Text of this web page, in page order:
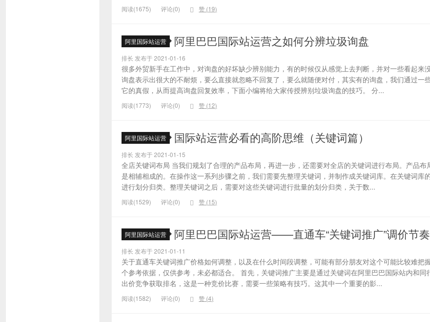
阅读(1675) 评论(0) 赞 (19)
阿里国际站运营 阿里巴巴国际站运营之如何分辨垃圾询盘
排长 发布于 2021-01-16
很多外贸新手在工作中，对询盘的好坏缺少辨别能力，有的时候仅从感觉上去判断，并对一些看起来
询盘表示出很大的不耐烦，要么直接就忽略不回复了，要么就随便对付，其实有的询盘，我们通过一
它的真假，从而提高询盘回复效率，下面小编将给大家传授辨别垃圾询盘的技巧。 分...
阅读(1773) 评论(0) 赞 (12)
阿里国际站运营 国际站运营必看的高阶思维（关键词篇）
排长 发布于 2021-01-15
全店关键词布局 当我们规划了合理的产品布局，再进一步，还需要对全店的关键词进行布局。产品布
是相辅相成的。在操作这一系列步骤之前，我们需要先整理关键词，并制作成关键词库。在关键词库
进行划分归类。整理关键词之后，需要对这些关键词进行批量的划分归类，关于数...
阅读(1529) 评论(0) 赞 (15)
阿里国际站运营 阿里巴巴国际站运营——直通车“关键词推广”调价节
排长 发布于 2021-01-11
关于直通车关键词推广价格如何调整，以及在什么时间段调整，可能有部分朋友对这个可能比较难把
个参考依据，仅供参考，未必都适合。 首先，关键词推广主要是通过关键词在阿里巴巴国际站内和同
出价竞争获取排名，这是一种竞价比赛，需要一些策略有技巧。这其中一个重要的影...
阅读(1582) 评论(0) 赞 (4)